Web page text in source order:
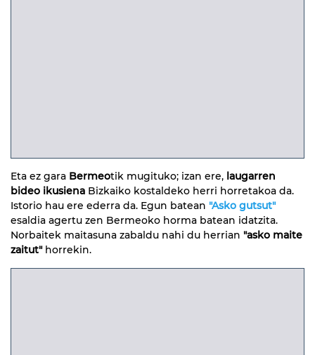
Eta ez gara Bermeotik mugituko; izan ere, laugarren
bideo ikusiena Bizkaiko kostaldeko herri horretakoa da.
Istorio hau ere ederra da. Egun batean "Asko gutsut"
esaldia agertu zen Bermeoko horma batean idatzita.
Norbaitek maitasuna zabaldu nahi du herrian "asko maite
zaitut"horrekin.